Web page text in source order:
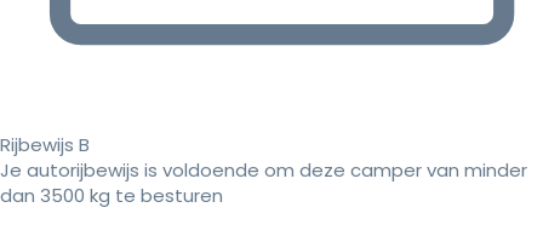
Rijbewijs B
Je autorijbewijs is voldoende om deze camper van minder
dan 3500 kg te besturen